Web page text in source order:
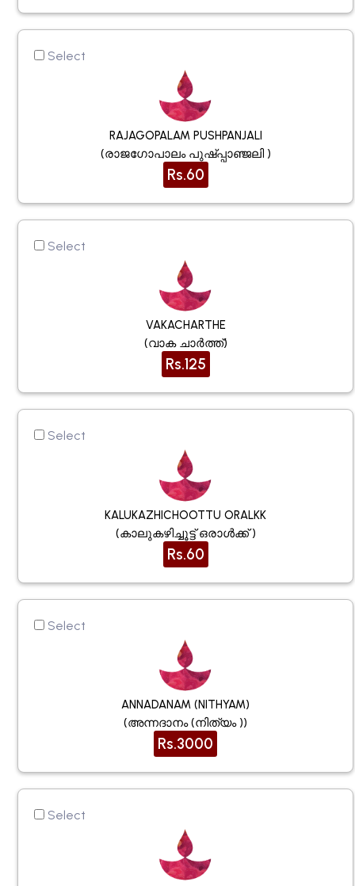
Select
RAJAGOPALAM PUSHPANJALI
(രാജഗോപാലം പുഷ്പ്പാഞ്ജലി )
Rs.60
Select
VAKACHARTHE
(വാക ചാർത്ത്)
Rs.125
Select
KALUKAZHICHOOTTU ORALKK
(കാലുകഴിച്ചൂട്ട് ഒരാൾക്ക് )
Rs.60
Select
ANNADANAM (NITHYAM)
(അന്നദാനം (നിത്യം ))
Rs.3000
Select